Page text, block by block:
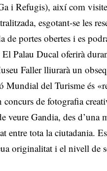
i Refugis), així com
esgotant-se les
de portes obertes i es
Palau Ducal oferirà
Faller lliurarà un
Mundial del Turisme és
de fotografia
veure Gandia, des d’una
entre tota la ciutadania.
originalitat i el nivell de